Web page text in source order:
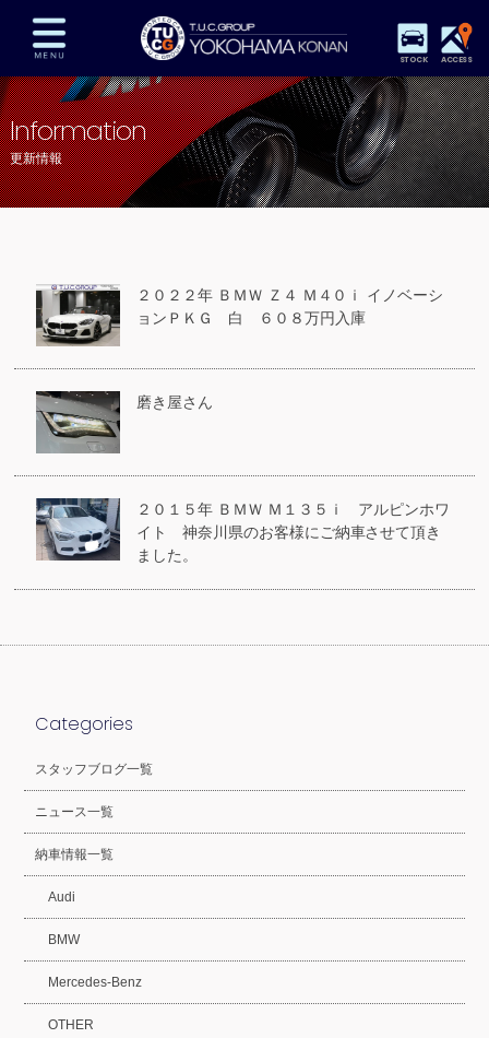
STOCK ACCESS
在庫車両情報 保証&サービス パーツリスト
TUCとは？ 店舗情報 アクセスマップ
全国納車 特別作業 注文販売
プライバシーポリシー スタッフblog
Information
更新情報
２０２２年 ＢＭＷ Ｚ４ Ｍ４０ｉ イノベーシ
ョンＰＫＧ 白 ６０８万円入庫
磨き屋さん
２０１５年 ＢＭＷ Ｍ１３５ｉ アルピンホワ
イト 神奈川県のお客様にご納車させて頂き
ました。
Categories
スタッフブログ一覧
ニュース一覧
納車情報一覧
Audi
BMW
Mercedes-Benz
OTHER